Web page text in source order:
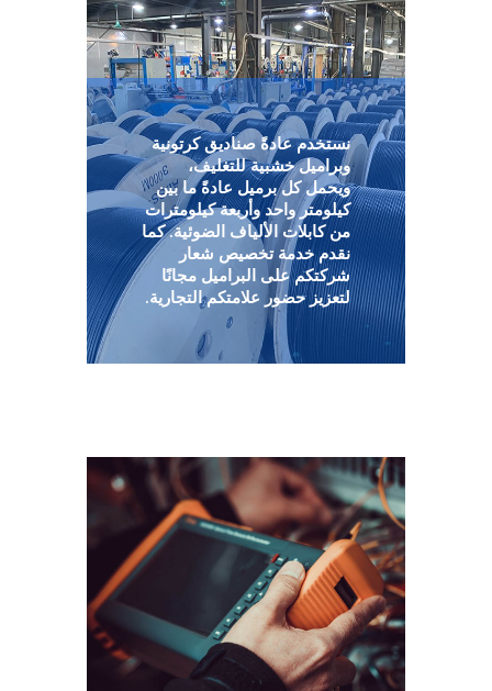
نستخدم عادةً صناديق كرتونية
وبراميل خشبية للتغليف،
ويحمل كل برميل عادةً ما بين
كيلومتر واحد وأربعة كيلومترات
من كابلات الألياف الضوئية. كما
نقدم خدمة تخصيص شعار
شركتكم على البراميل مجانًا
لتعزيز حضور علامتكم التجارية.